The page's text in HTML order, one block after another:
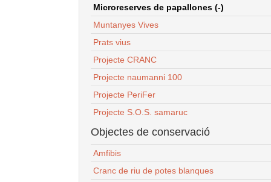
Microreserves de papallones (-)
Muntanyes Vives
Prats vius
Projecte CRANC
Projecte naumanni 100
Projecte PeriFer
Projecte S.O.S. samaruc
Objectes de conservació
Amfibis
Cranc de riu de potes blanques